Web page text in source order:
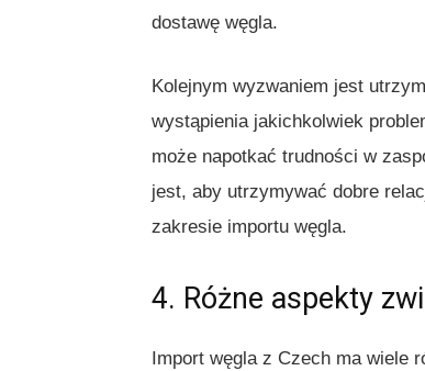
dostawę węgla.
Kolejnym wyzwaniem jest
wystąpienia jakichkolwiek
może napotkać trudności w
jest, aby utrzymywać dobre
zakresie importu węgla.
4. Różne aspekty
Import węgla z Czech ma wiele